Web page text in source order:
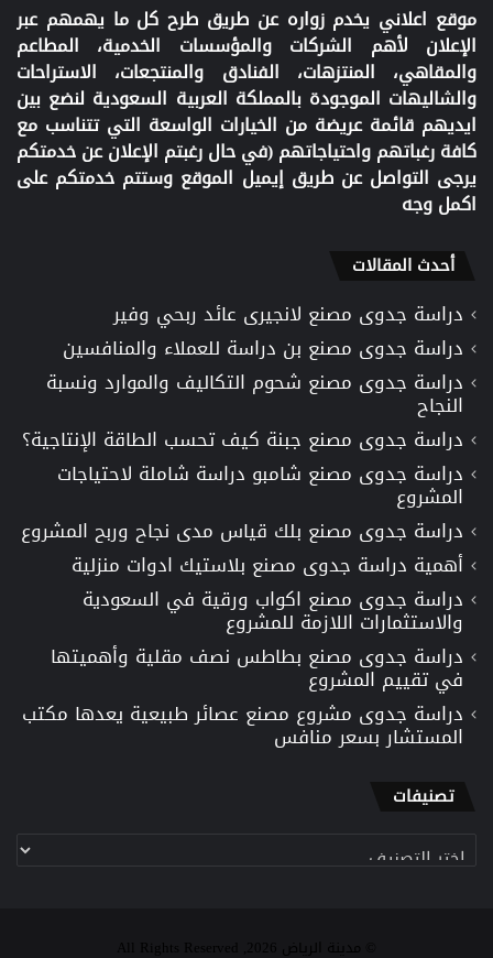
موقع اعلاني يخدم زواره عن طريق طرح كل ما يهمهم عبر
الإعلان لأهم الشركات والمؤسسات الخدمية، المطاعم
والمقاهي، المنتزهات، الفنادق والمنتجعات، الاستراحات
والشاليهات الموجودة بالمملكة العربية السعودية لنضع بين
ايديهم قائمة عريضة من الخيارات الواسعة التي تتناسب مع
كافة رغباتهم واحتياجاتهم (في حال رغبتم الإعلان عن خدمتكم
يرجى التواصل عن طريق إيميل الموقع وستتم خدمتكم على
اكمل وجه
أحدث المقالات
دراسة جدوى مصنع لانجيرى عائد ربحي وفير
دراسة جدوى مصنع بن دراسة للعملاء والمنافسين
دراسة جدوى مصنع شحوم التكاليف والموارد ونسبة
النجاح
دراسة جدوى مصنع جبنة كيف تحسب الطاقة الإنتاجية؟
دراسة جدوى مصنع شامبو دراسة شاملة لاحتياجات
المشروع
دراسة جدوى مصنع بلك قياس مدى نجاح وربح المشروع
أهمية دراسة جدوى مصنع بلاستيك ادوات منزلية
دراسة جدوى مصنع اكواب ورقية في السعودية
والاستثمارات اللازمة للمشروع
دراسة جدوى مصنع بطاطس نصف مقلية وأهميتها
في تقييم المشروع
دراسة جدوى مشروع مصنع عصائر طبيعية يعدها مكتب
المستشار بسعر منافس
تصنيفات
تصنيفات
© مدينة الرياض 2026, All Rights Reserved